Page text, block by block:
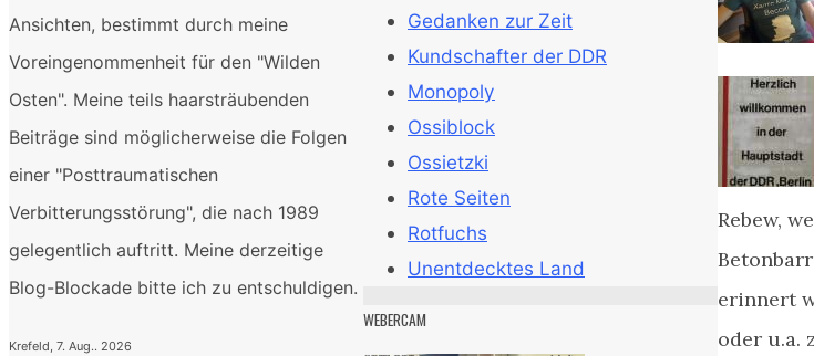
Rebew,
erinnert
oder u.a.
Ansichten, bestimmt durch meine
Voreingenommenheit für den "Wilden
Osten". Meine teils haarsträubenden
Beiträge sind möglicherweise die Folgen
einer "Posttraumatischen
Verbitterungsstörung", die nach 1989
gelegentlich auftritt. Meine derzeitige
Blog-Blockade bitte ich zu entschuldigen.
Krefeld, 7. Aug.. 2026
Gedanken zur Zeit
Kundschafter der DDR
Monopoly
Ossiblock
Ossietzki
Rote Seiten
Rotfuchs
Unentdecktes Land
WEBERCAM